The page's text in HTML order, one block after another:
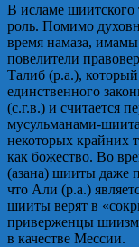
В исламе шиитского
роль. Помимо
время намаза,
повелители
Талиб (р.а.),
единственного
(с.г.в.) и считается
мусульманами-
некоторых крайних
как божество. Во
(азана) шииты даже
что Али (р.а.)
шииты верят в
приверженцы
в качестве Мессии.